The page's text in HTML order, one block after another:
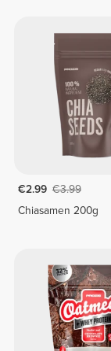
€2.99 €3.99
Chiasamen 200g